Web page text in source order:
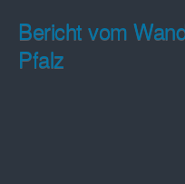
Bericht vom
Pfalz